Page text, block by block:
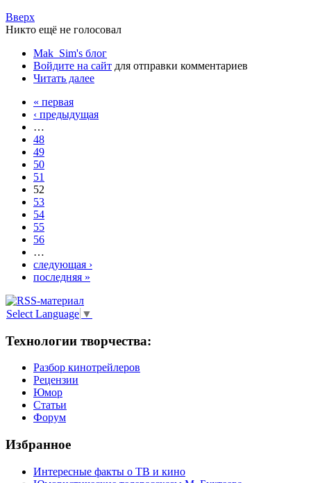
Вверх
Никто ещё не голосовал
Mak_Sim's блог
Войдите на сайт для отправки комментариев
Читать далее
« первая
‹ предыдущая
…
48
49
50
51
52
53
54
55
56
…
следующая ›
последняя »
Select Language ▼
Технологии творчества:
Разбор кинотрейлеров
Рецензии
Юмор
Статьи
Форум
Избранное
Интересные факты о ТВ и кино